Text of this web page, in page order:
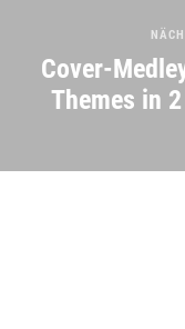
Cover-
Themes in